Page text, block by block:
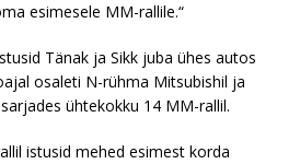
esimesele MM-rallile.“
Tänak ja Sikk juba ühes autos
osaleti N-rühma Mitsubishil ja
sarjades ühtekokku 14 MM-rallil.
istusid mehed esimest korda